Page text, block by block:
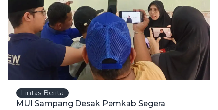
Lintas Berita
MUI Sampang Desak Pemkab Segera